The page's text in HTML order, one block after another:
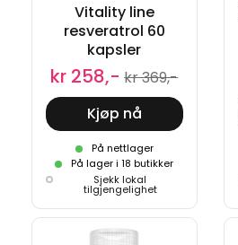
Vitality line
resveratrol 60
kapsler
kr 258,- kr 369,-
Kjøp nå
På nettlager
På lager i 18 butikker
Sjekk lokal
tilgjengelighet